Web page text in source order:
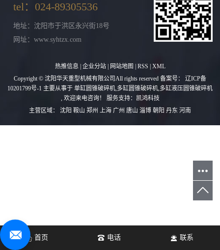
tel：024-89305536
地址：沈阳市于洪区永兴街18号
网址：www.syhtzx.com
热推信息 | 企业分站| 网站地图 | RSS | XML
Copyright © 沈阳华天重型机械有限公司All rights reserved 备案号： 辽ICP备
10201799号-1 主要从事于 单缸圆锥破碎机 多缸圆锥破碎机 多缸液压圆锥破碎机
, 欢迎来电咨询！
服务支持：
凯鸿科技
主营区域： 沈阳 鞍山 郑州 上海 广州 唐山 淄博 朝阳 丹东 河南
首页 电话 联系